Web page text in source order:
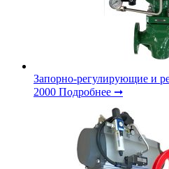
Запорно-регулирующие и
2000 Подробнее ➞